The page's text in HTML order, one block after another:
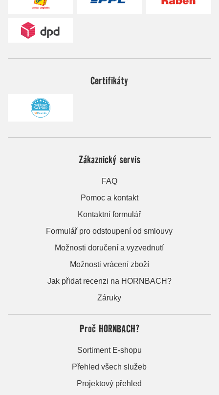
Certifikáty
Zákaznický servis
FAQ
Pomoc a kontakt
Kontaktní formulář
Formulář pro odstoupení od smlouvy
Možnosti doručení a vyzvednutí
Možnosti vrácení zboží
Jak přidat recenzi na HORNBACH?
Záruky
Proč HORNBACH?
Sortiment E-shopu
Přehled všech služeb
Projektový přehled